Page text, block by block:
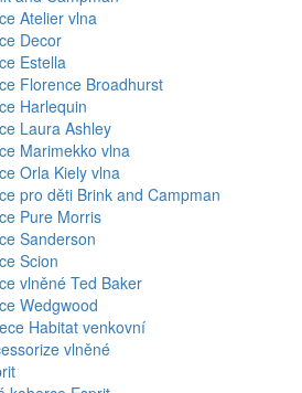
Atelier vlna
Decor
Estella
Florence Broadhurst
Harlequin
Laura Ashley
Marimekko vlna
Orla Kiely vlna
pro děti Brink and Campman
Pure Morris
Sanderson
Scion
vlněné Ted Baker
Wedgwood
Habitat venkovní
vlněné